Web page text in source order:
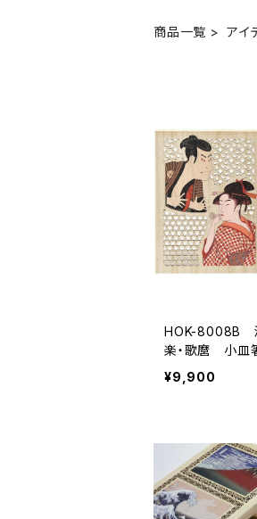
商品一覧 アイ
HOK-8008B
楽・歌麿 小皿
¥9,900